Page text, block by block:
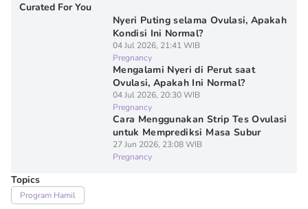
Curated For You
Nyeri Puting selama Ovulasi, Apakah
Kondisi Ini Normal?
04 Jul 2026, 21:41 WIB
Pregnancy
Mengalami Nyeri di Perut saat
Ovulasi, Apakah Ini Normal?
04 Jul 2026, 20:30 WIB
Pregnancy
Cara Menggunakan Strip Tes Ovulasi
untuk Memprediksi Masa Subur
27 Jun 2026, 23:08 WIB
Pregnancy
Topics
Program Hamil